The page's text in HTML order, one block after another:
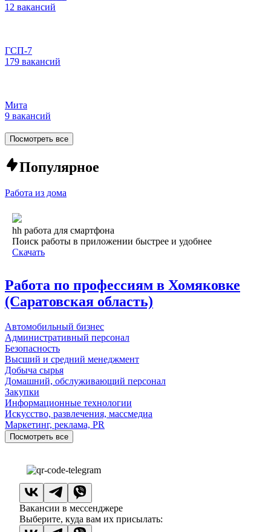
12 вакансий
ГСП-7
179 вакансий
Мита
9 вакансий
Посмотреть все
Популярное
Работа из дома
hh работа для смартфона
Поиск работы в приложении быстрее и удобнее
Скачать
Работа по профессиям в Хомяковке
(Саратовская область)
Автомобильный бизнес
Административный персонал
Безопасность
Высший и средний менеджмент
Добыча сырья
Домашний, обслуживающий персонал
Закупки
Информационные технологии
Искусство, развлечения, массмедиа
Маркетинг, реклама, PR
Посмотреть все
Вакансии в мессенджере
Выберите, куда вам их присылать: